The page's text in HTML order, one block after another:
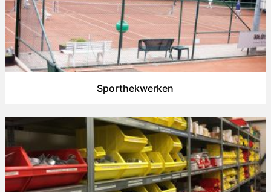
Sporthekwerken